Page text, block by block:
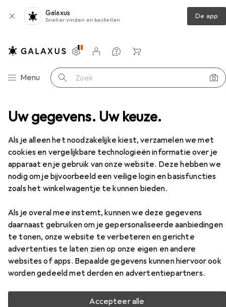
Uw gegevens. Uw keuze.
Als je alleen het noodzakelijke kiest, verzamelen we met
cookies en vergelijkbare technologieën informatie over je
apparaat en je gebruik van onze website. Deze hebben we
nodig om je bijvoorbeeld een veilige login en basisfuncties
zoals het winkelwagentje te kunnen bieden.
Als je overal mee instemt, kunnen we deze gegevens
daarnaast gebruiken om je gepersonaliseerde aanbiedingen
te tonen, onze website te verbeteren en gerichte
advertenties te laten zien op onze eigen en andere
websites of apps. Bepaalde gegevens kunnen hiervoor ook
worden gedeeld met derden en advertentiepartners.
Accepteer alle
Galaxus
Sneller vinden en bestellen De app
Categorie navigatie
Menu Zoek op
Instellingen
Klantenaccount
Produktvergelijking
Verlanglijstje
Winkelmandje
galaxus.be – Meer dan een online shop
Nieuws en trends
Tesla loopfiets: direct uitverkocht -
hoewel het zwakke punten heeft